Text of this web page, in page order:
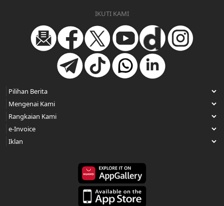
IKUTI KAMI